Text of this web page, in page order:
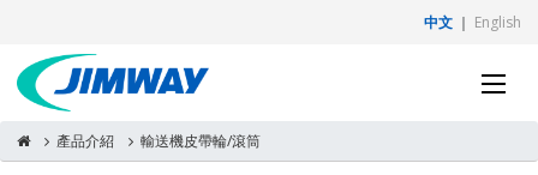
中文 ｜ English
產品介紹 輸送機皮帶輪/滾筒